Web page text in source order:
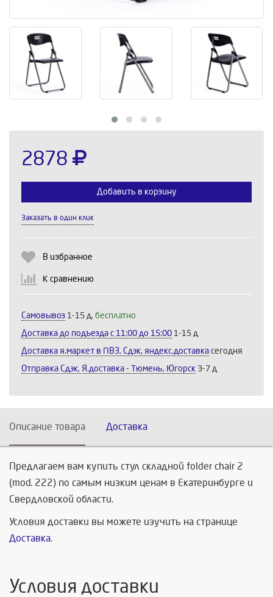
2878
Добавить в корзину
Заказать в один клик
В избранное
К сравнению
Самовывоз 1-15 д, бесплатно
Доставка до подъезда c 11:00 до 15:00 1-15 д
Доставка я.маркет в ПВЗ, Сдэк, яндекс.доставка сегодня
Отправка Сдэк, Я.доставка - Тюмень, Югорск 3-7 д
Описание товара Доставка
Предлагаем вам купить стул складной folder chair 2
(mod. 222) по самым низким ценам в Екатеринбурге и
Свердловской области.
Условия доставки вы можете изучить на странице
Доставка.
Условия доставки